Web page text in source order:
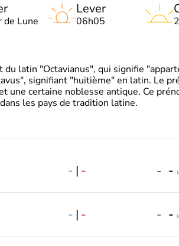
de Lune
Lever
06h05
du latin "Octavianus", qui signifie
signifiant "huitième" en latin. Le
une certaine noblesse antique. Ce
les pays de tradition latine.
- | - - -
- | - - -